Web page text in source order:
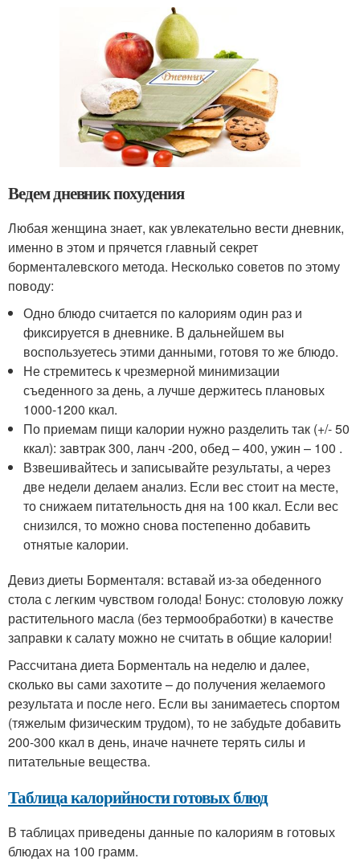
Ведем дневник похудения
Любая женщина знает, как увлекательно вести дневник,
именно в этом и прячется главный секрет
борменталевского метода. Несколько советов по этому
поводу:
Одно блюдо считается по калориям один раз и
фиксируется в дневнике. В дальнейшем вы
воспользуетесь этими данными, готовя то же блюдо.
Не стремитесь к чрезмерной минимизации
съеденного за день, а лучше держитесь плановых
1000-1200 ккал.
По приемам пищи калории нужно разделить так (+/- 50
ккал): завтрак 300, ланч -200, обед – 400, ужин – 100 .
Взвешивайтесь и записывайте результаты, а через
две недели делаем анализ. Если вес стоит на месте,
то снижаем питательность дня на 100 ккал. Если вес
снизился, то можно снова постепенно добавить
отнятые калории.
Девиз диеты Борменталя: вставай из-за обеденного
стола с легким чувством голода! Бонус: столовую ложку
растительного масла (без термообработки) в качестве
заправки к салату можно не считать в общие калории!
Рассчитана диета Борменталь на неделю и далее,
сколько вы сами захотите – до получения желаемого
результата и после него. Если вы занимаетесь спортом
(тяжелым физическим трудом), то не забудьте добавить
200-300 ккал в день, иначе начнете терять силы и
питательные вещества.
Таблица калорийности готовых блюд
В таблицах приведены данные по калориям в готовых
блюдах на 100 грамм.